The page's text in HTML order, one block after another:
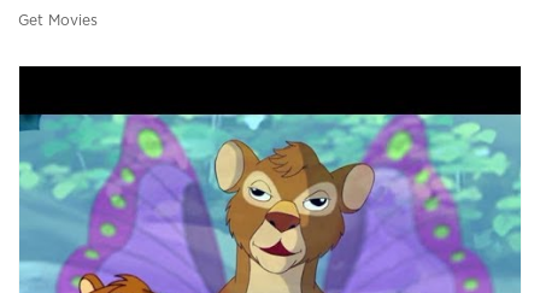
Get Movies